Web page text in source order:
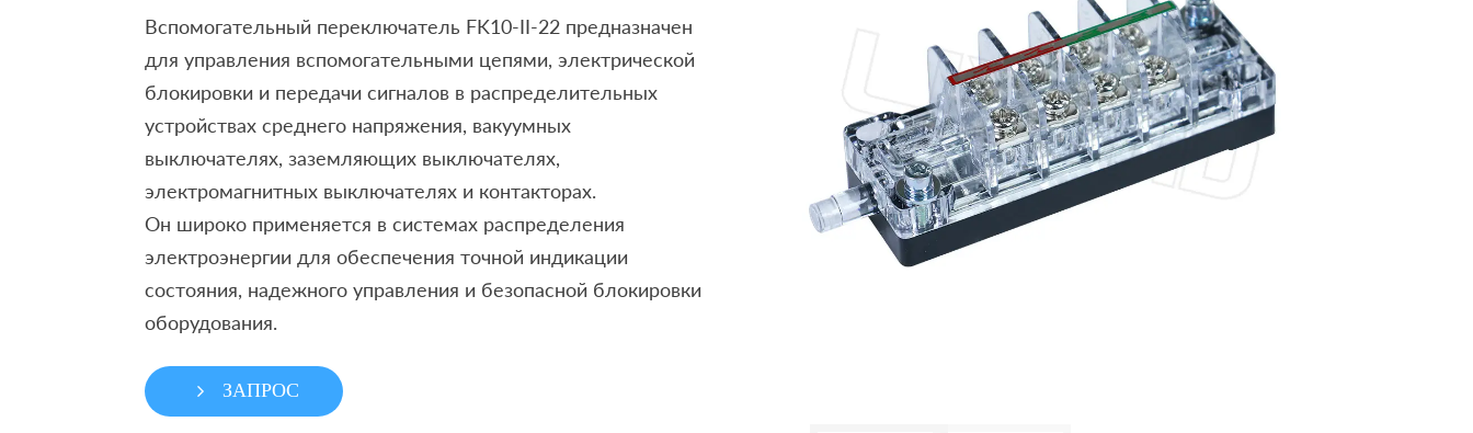
Вспомогательный переключатель FK10-II-22 предназначен
для управления вспомогательными цепями, электрической
блокировки и передачи сигналов в распределительных
устройствах среднего напряжения, вакуумных
выключателях, заземляющих выключателях,
электромагнитных выключателях и контакторах.
Он широко применяется в системах распределения
электроэнергии для обеспечения точной индикации
состояния, надежного управления и безопасной блокировки
оборудования.
ЗАПРОС